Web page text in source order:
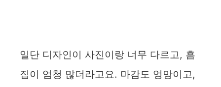
일단 디자인이 사진이랑 너무 다르고, 흠
집이 엄청 많더라고요. 마감도 엉망이고,